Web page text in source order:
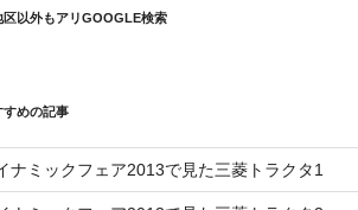
区以外もアリGOOGLE検索
すめの記事
ナミックフェア2013で見た三菱トラクタ1